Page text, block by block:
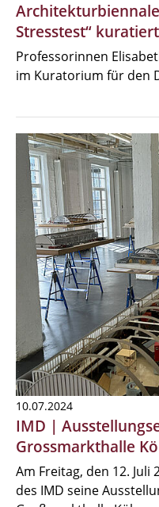
Stresstest“
Professorinnen
im Kuratorium für den
10.07.2024
IMD |
Grossmarkthalle
Am Freitag, den 12.
des IMD seine